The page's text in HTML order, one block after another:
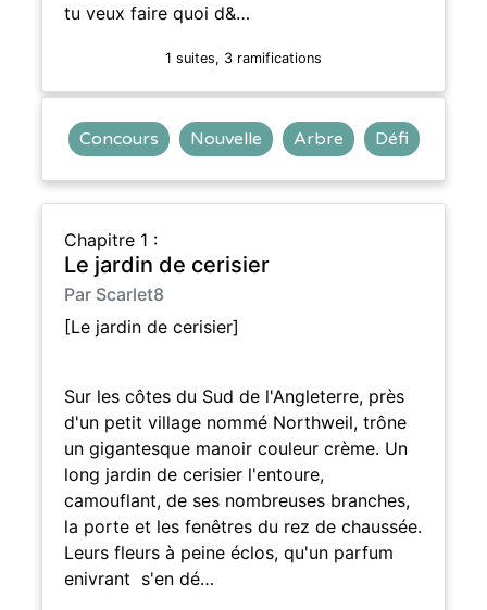
tu veux faire quoi d&…
1 suites, 3 ramifications
Concours Nouvelle Arbre Défi
Chapitre 1 :
Le jardin de cerisier
Par Scarlet8
[Le jardin de cerisier]
Sur les côtes du Sud de l'Angleterre, près
d'un petit village nommé Northweil, trône
un gigantesque manoir couleur crème. Un
long jardin de cerisier l'entoure,
camouflant, de ses nombreuses branches,
la porte et les fenêtres du rez de chaussée.
Leurs fleurs à peine éclos, qu'un parfum
enivrant s'en dé…